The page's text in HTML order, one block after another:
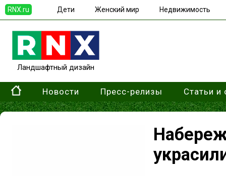
RNX.ru Дети Женский мир Недвижимость
Ландшафтный дизайн
Новости Пресс-релизы Статьи и